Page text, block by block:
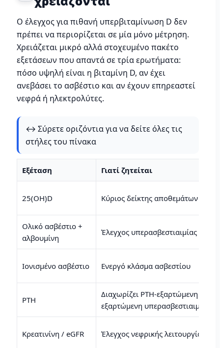
Ο έλεγχος για πιθανή υπερβιταμίνωση D δεν
πρέπει να περιορίζεται σε μία μόνο μέτρηση.
Χρειάζεται μικρό αλλά στοχευμένο πακέτο
εξετάσεων που απαντά σε τρία ερωτήματα:
πόσο υψηλή είναι η βιταμίνη D, αν έχει
ανεβάσει το ασβέστιο και αν έχουν επηρεαστεί
νεφρά ή ηλεκτρολύτες.
↔️ Σύρετε οριζόντια για να δείτε όλες τις
στήλες του πίνακα
Εξέταση Γιατί ζητείται
25(OH)D Κύριος δείκτης αποθεμάτων
Ολικό ασβέστιο +
αλβουμίνη
Έλεγχος υπερασβεστιαιμίας
Ιονισμένο ασβέστιο Ενεργό κλάσμα ασβεστίου
PTH
Διαχωρίζει PTH-εξαρτώμενη από
εξαρτώμενη υπερασβεστιαιμία
Κρεατινίνη / eGFR Έλεγχος νεφρικής λειτουργίας